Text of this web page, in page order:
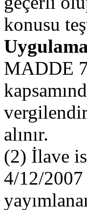
konusu
MADDE
alınır.
(2) İlave
4/12/2007